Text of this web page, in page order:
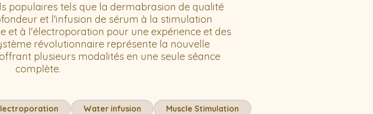
populaires tels que la dermabrasion de qualité
et l'infusion de sérum à la stimulation
et à l'électroporation pour une expérience et des
révolutionnaire représente la nouvelle
plusieurs modalités en une seule séance
complète.
Water infusion Muscle Stimulation